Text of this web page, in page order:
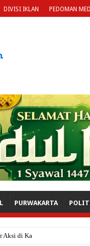
DIVISI IKLAN PEDOMAN
PURWAKARTA
di Kantor Pemkab, Soroti